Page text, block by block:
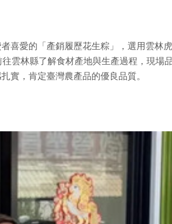
愛的「產銷履歷花生粽」，選用雲林
雲林縣了解食材產地與生產過程，現場
實，肯定臺灣農產品的優良品質。